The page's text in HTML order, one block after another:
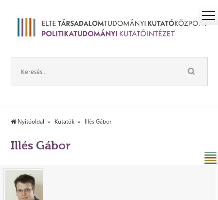
Nyitóoldal Kutatók Illés Gábor
Illés Gábor